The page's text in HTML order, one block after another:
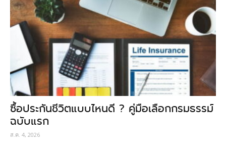
ซื้อประกันชีวิตแบบไหนดี ? คู่มือเลือกกรมธรรม์
ฉบับแรก
ส.ค. 4, 2026